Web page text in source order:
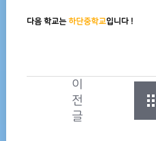
다음 학교는 하단중학교입니다 !
이
전
글